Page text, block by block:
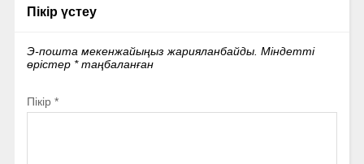
Пікір үстеу
Э-пошта мекенжайыңыз жарияланбайды. Міндетті
өрістер *таңбаланған
Пікір *